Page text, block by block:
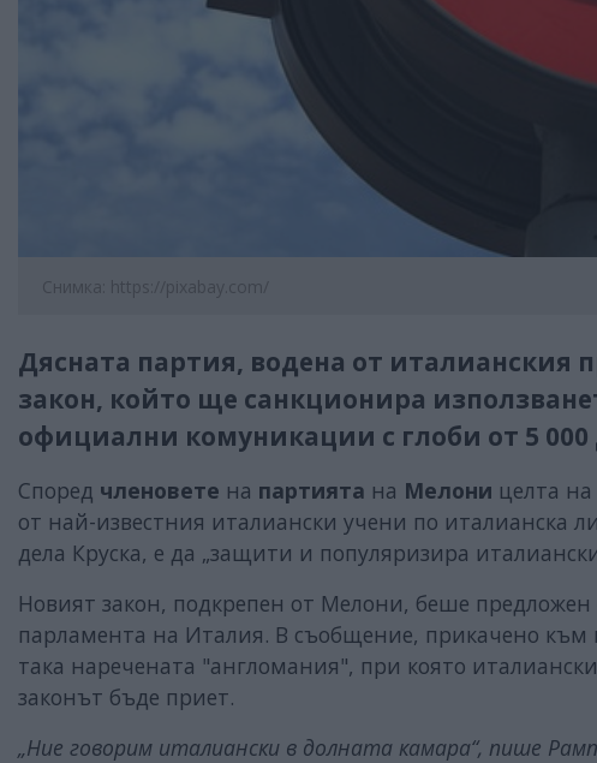
Снимка: https://pixabay.com/
Дясната партия, водена от
закон, който ще санкционира
официални комуникации с глоби от 5 000
Според членовете на партията на Мелони целта на
от най-известния италиански учени по италианска
дела Круска, е да „защити и популяризира
Новият закон, подкрепен от Мелони, беше
парламента на Италия. В съобщение, прикачено
така наречената "англомания", при която
законът бъде приет.
„Ние говорим италиански в долната камара“, пише